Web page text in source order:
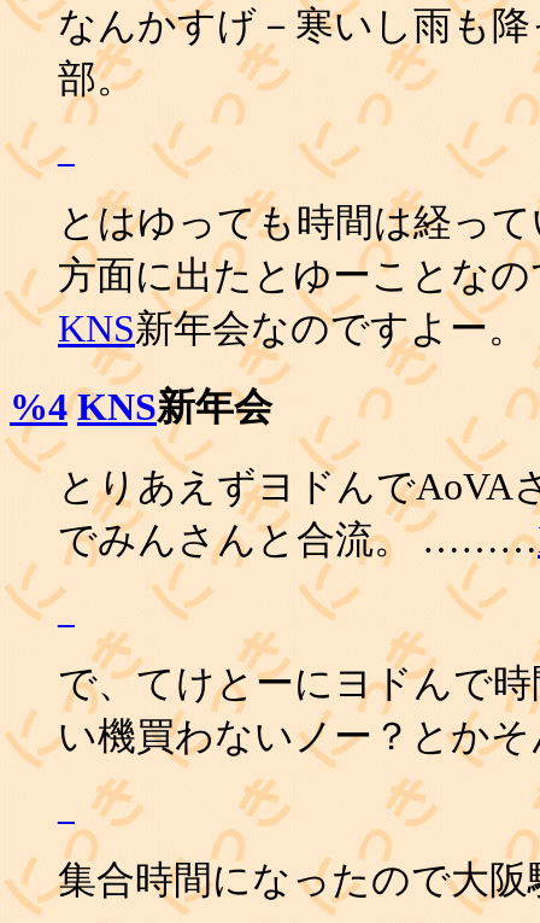
なんかすげ－寒いし雨も
部。
_
とはゆっても時間は経っ
方面に出たとゆーことな
KNS新年会なのですよー。
%4 KNS新年会
とりあえずヨドんでAoVA
でみんさんと合流。 ………
_
で、てけとーにヨドんで
い機買わないノー？とか
集合時間になったので大